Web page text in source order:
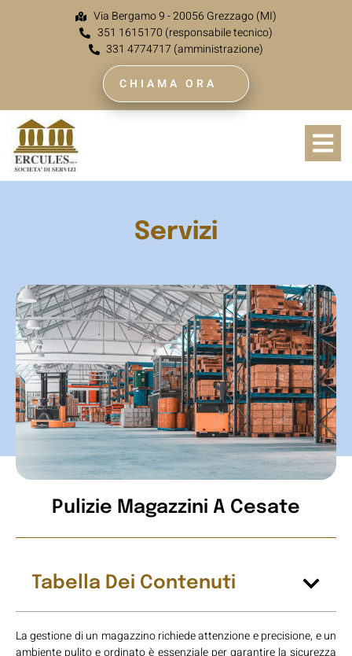
Via Bergamo 9 - 20056 Grezzago (MI)
351 1615170 (responsabile tecnico)
331 4774717 (amministrazione)
CHIAMA ORA
Servizi
Pulizie Magazzini A Cesate
Tabella Dei Contenuti
La gestione di un magazzino richiede attenzione e precisione, e un